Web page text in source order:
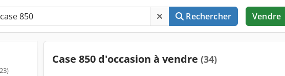
Rechercher Vendre
Case 850 d'occasion à vendre (34)